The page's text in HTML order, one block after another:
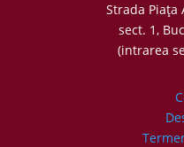
Strada Piaţa
sect. 1,
(intrarea